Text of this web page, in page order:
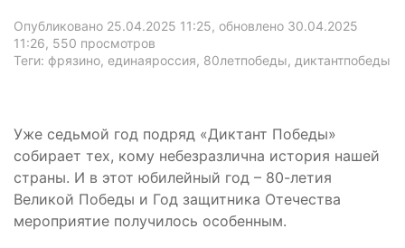
Опубликовано 25.04.2025 11:25, обновлено 30.04.2025
11:26, 550 просмотров
Теги: фрязино, единаяроссия, 80летпобеды, диктантпобеды
Уже седьмой год подряд «Диктант Победы»
собирает тех, кому небезразлична история нашей
страны. И в этот юбилейный год – 80-летия
Великой Победы и Год защитника Отечества
мероприятие получилось особенным.